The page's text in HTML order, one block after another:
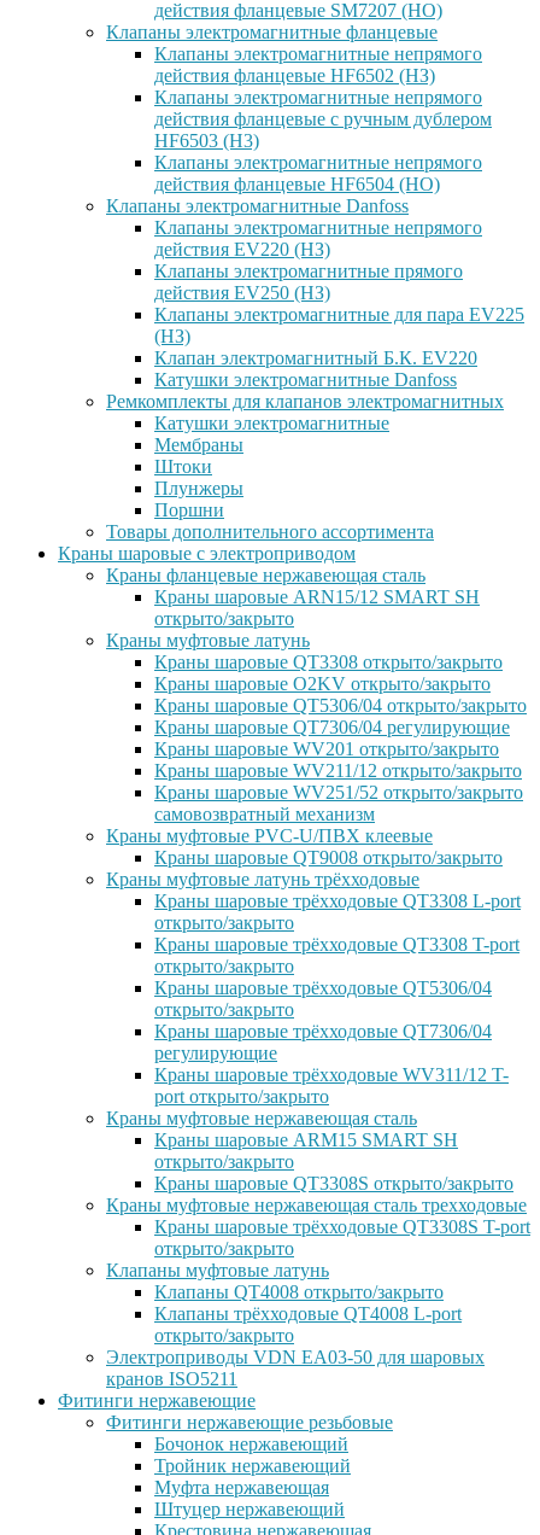
действия фланцевые SM7207 (НО)
Клапаны электромагнитные фланцевые
Клапаны электромагнитные непрямого
действия фланцевые HF6502 (НЗ)
Клапаны электромагнитные непрямого
действия фланцевые с ручным дублером
HF6503 (Н3)
Клапаны электромагнитные непрямого
действия фланцевые HF6504 (НО)
Клапаны электромагнитные Danfoss
Клапаны электромагнитные непрямого
действия EV220 (НЗ)
Клапаны электромагнитные прямого
действия EV250 (НЗ)
Клапаны электромагнитные для пара EV225
(НЗ)
Клапан электромагнитный Б.К. EV220
Катушки электромагнитные Danfoss
Ремкомплекты для клапанов электромагнитных
Катушки электромагнитные
Мембраны
Штоки
Плунжеры
Поршни
Товары дополнительного ассортимента
Краны шаровые с электроприводом
Краны фланцевые нержавеющая сталь
Краны шаровые ARN15/12 SMART SH
открыто/закрыто
Краны муфтовые латунь
Краны шаровые QT3308 открыто/закрыто
Краны шаровые O2KV открыто/закрыто
Краны шаровые QT5306/04 открыто/закрыто
Краны шаровые QT7306/04 регулирующие
Краны шаровые WV201 открыто/закрыто
Краны шаровые WV211/12 открыто/закрыто
Краны шаровые WV251/52 открыто/закрыто
самовозвратный механизм
Краны муфтовые PVC-U/ПВХ клеевые
Краны шаровые QT9008 открыто/закрыто
Краны муфтовые латунь трёхходовые
Краны шаровые трёхходовые QT3308 L-port
открыто/закрыто
Краны шаровые трёхходовые QT3308 T-port
открыто/закрыто
Краны шаровые трёхходовые QT5306/04
открыто/закрыто
Краны шаровые трёхходовые QT7306/04
регулирующие
Краны шаровые трёхходовые WV311/12 T-
port открыто/закрыто
Краны муфтовые нержавеющая сталь
Краны шаровые ARM15 SMART SH
открыто/закрыто
Краны шаровые QT3308S открыто/закрыто
Краны муфтовые нержавеющая сталь трехходовые
Краны шаровые трёхходовые QT3308S T-port
открыто/закрыто
Клапаны муфтовые латунь
Клапаны QT4008 открыто/закрыто
Клапаны трёхходовые QT4008 L-port
открыто/закрыто
Электроприводы VDN EA03-50 для шаровых
кранов ISO5211
Фитинги нержавеющие
Фитинги нержавеющие резьбовые
Бочонок нержавеющий
Тройник нержавеющий
Муфта нержавеющая
Штуцер нержавеющий
Крестовина нержавеющая